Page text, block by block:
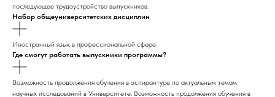
последующее трудоустройство выпускников.
Набор общеуниверситетских дисциплин
Иностранный язык в профессиональной сфере
Где смогут работать выпускники программы?
Возможность продолжения обучения в аспирантуре по актуальным темам
научных исследований в Университете. Возможность продолжения обучения в